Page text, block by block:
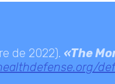
de 2022). «The